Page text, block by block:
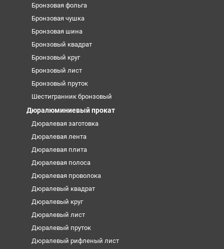
Бронзовая фольга
Бронзовая чушка
Бронзовая шина
Бронзовый квадрат
Бронзовый круг
Бронзовый лист
Бронзовый пруток
Шестигранник бронзовый
Дюралюминиевый прокат
Дюралевая заготовка
Дюралевая лента
Дюралевая плита
Дюралевая полоса
Дюралевая проволока
Дюралевый квадрат
Дюралевый круг
Дюралевый лист
Дюралевый пруток
Дюралевый рифленый лист